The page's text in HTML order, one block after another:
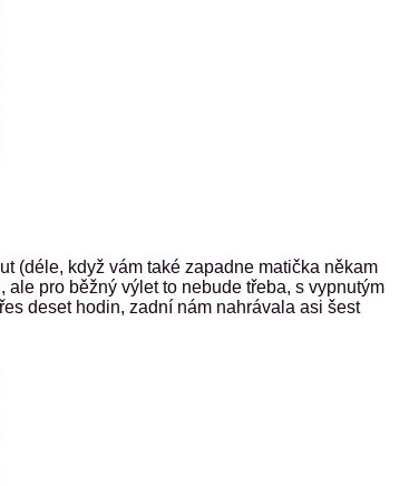
(déle, když vám také zapadne matička někam
pro běžný výlet to nebude třeba, s vypnutým
deset hodin, zadní nám nahrávala asi šest